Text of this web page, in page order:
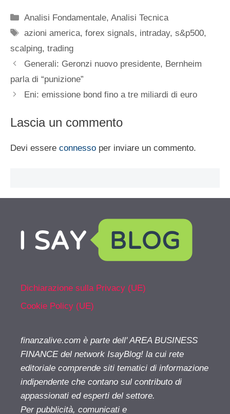
Categorie
Analisi Fondamentale,Analisi Tecnica
Tag
azioni america,forex signals, intraday,s&p500,
scalping, trading
Generali: Geronzi nuovo presidente, Bernheim
parla di “punizione”
Eni: emissione bond fino a tre miliardi di euro
Lascia un commento
Devi essere connesso per inviare un commento.
Dichiarazione sulla Privacy (UE)
Cookie Policy (UE)
finanzalive.com è parte dell' AREA BUSINESS
FINANCE del network IsayBlog! la cui rete
editoriale comprende siti tematici di informazione
indipendente che contano sul contributo di
appassionati ed esperti del settore.
Per pubblicità, comunicati e